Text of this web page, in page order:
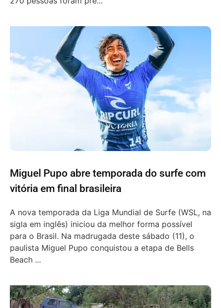
Miguel Pupo abre temporada do surfe com
vitória em final brasileira
A nova temporada da Liga Mundial de Surfe (WSL, na
sigla em inglês) iniciou da melhor forma possível
para o Brasil. Na madrugada deste sábado (11), o
paulista Miguel Pupo conquistou a etapa de Bells
Beach ...